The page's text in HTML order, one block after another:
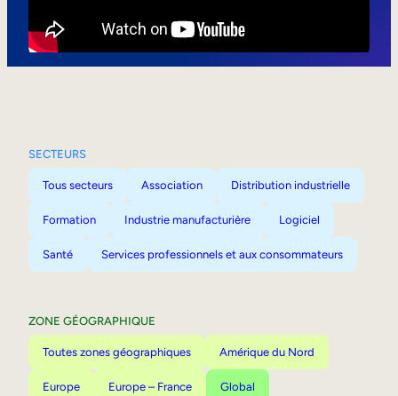
SECTEURS
Tous secteurs Association Distribution industrielle
Formation Industrie manufacturière Logiciel
Santé Services professionnels et aux consommateurs
ZONE GÉOGRAPHIQUE
Toutes zones géographiques Amérique du Nord
Europe Europe – France Global